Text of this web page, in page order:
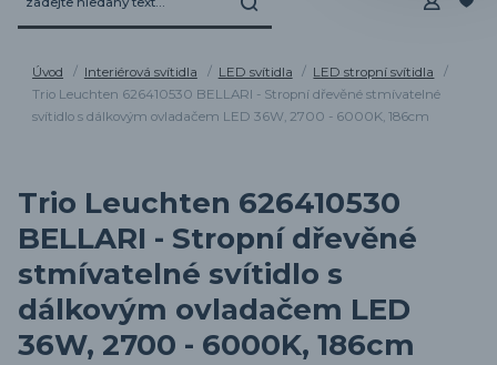
Úvod Interiérová svítidla LED svítidla
LED stropní svítidla
Trio Leuchten 626410530 BELLARI - Stropní dřevěné stmívatelné
svítidlo s dálkovým ovladačem LED 36W, 2700 - 6000K, 186cm
Trio Leuchten 626410530
BELLARI - Stropní dřevěné
stmívatelné svítidlo s
dálkovým ovladačem LED
36W, 2700 - 6000K, 186cm